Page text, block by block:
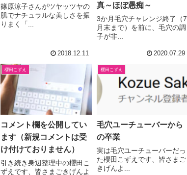
篠原涼子さんがツヤッツヤの
肌でナチュラルな美しさを振
りまく「...
2018.12.11
真～ほぼ愚痴～
3か月毛穴チャレンジ終了（7
月末まで）を前に、毛穴の調
子が非...
2020.07.29
櫻田こずえ
コメント欄を公開してい
ます（新規コメントは受
け付けておりません）
引き続き身辺整理中の櫻田こ
ずえです、皆さまごきげんよ
櫻田こずえ
毛穴ユーチューバーから
の卒業
実は毛穴ユーチューバーだっ
た櫻田こずえです、皆さまご
きげんよ...